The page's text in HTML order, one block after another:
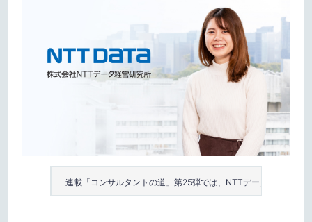
連載「コンサルタントの道」第25弾では、NTTデータ経営研究